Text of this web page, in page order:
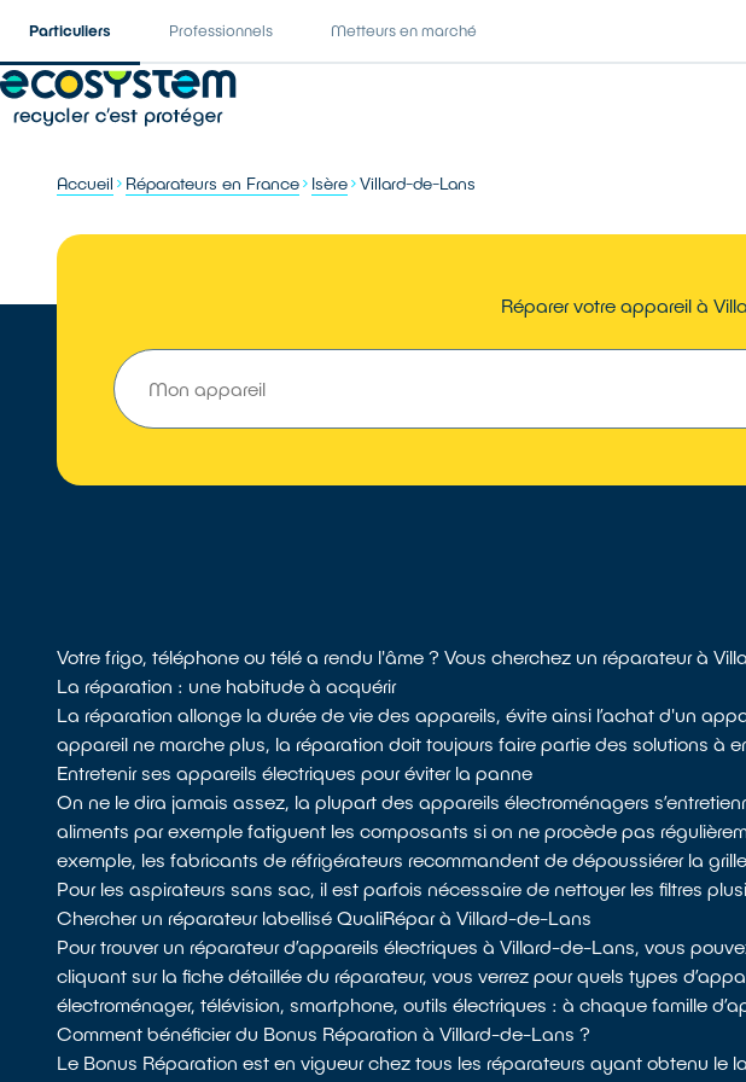
Particuliers Professionnels Metteurs en marché
Accueil Réparateurs en France Isère Villard-de-Lans
Réparer votre appareil à
Votre frigo, téléphone ou télé a rendu l'âme ? Vous cherchez un réparateur à
La réparation : une habitude à acquérir
La réparation allonge la durée de vie des appareils, évite ainsi l’achat d'un
appareil ne marche plus, la réparation doit toujours faire partie des solutions à
Entretenir ses appareils électriques pour éviter la panne
On ne le dira jamais assez, la plupart des appareils électroménagers
aliments par exemple fatiguent les composants si on ne procède pas
exemple, les fabricants de réfrigérateurs recommandent de dépoussiérer la grille
Pour les aspirateurs sans sac, il est parfois nécessaire de nettoyer les filtres
Chercher un réparateur labellisé QualiRépar à Villard-de-Lans
Pour trouver un réparateur d’appareils électriques à Villard-de-Lans, vous
cliquant sur la fiche détaillée du réparateur, vous verrez pour quels types
électroménager, télévision, smartphone, outils électriques : à chaque famille
Comment bénéficier du Bonus Réparation à Villard-de-Lans ?
Le Bonus Réparation est en vigueur chez tous les réparateurs ayant obtenu